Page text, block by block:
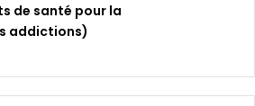
de santé pour la
addictions)